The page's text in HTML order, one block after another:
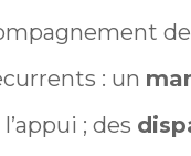
: un
; des